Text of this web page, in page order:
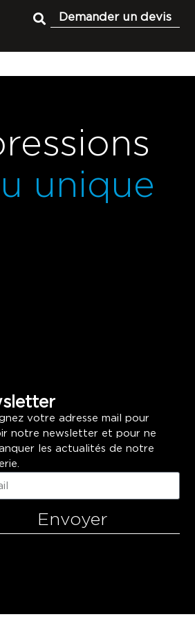
Demander un devis
unique
votre adresse mail pour
notre newsletter et pour ne
les actualités de notre
Envoyer